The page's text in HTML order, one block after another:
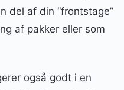
del af din “frontstage”
af pakker eller som
også godt i en